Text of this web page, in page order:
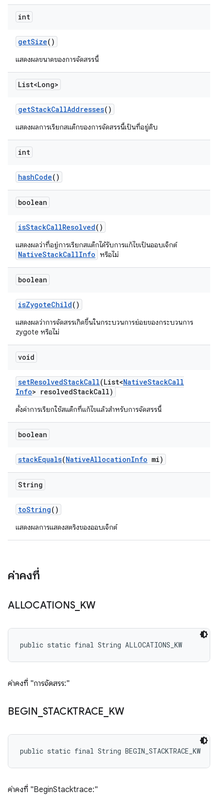
int
getSize()
แสดงผลขนาดของการจัดสรรนี้
List<Long>
getStackCallAddresses()
แสดงผลการเรียกสแต็กของการจัดสรรนี้เป็นที่อยู่ดิบ
int
hashCode()
boolean
isStackCallResolved()
แสดงผลว่าที่อยู่การเรียกสแต็กได้รับการแก้ไขเป็นออบเจ็กต์
NativeStackCallInfo หรือไม่
boolean
isZygoteChild()
แสดงผลว่าการจัดสรรเกิดขึ้นในกระบวนการย่อยของกระบวนการ
zygote หรือไม่
void
setResolvedStackCall(List<NativeStackCall
Info> resolvedStackCall)
ตั้งค่าการเรียกใช้สแต็กที่แก้ไขแล้วสำหรับการจัดสรรนี้
boolean
stackEquals(NativeAllocationInfo mi)
String
toString()
แสดงผลการแสดงสตริงของออบเจ็กต์
ค่าคงที่
ALLOCATIONS_ KW
public static final String ALLOCATIONS_KW
ค่าคงที่ "การจัดสรร:"
BEGIN STACKTRACE KW
public static final String BEGIN_STACKTRACE_KW
ค่าคงที่ "BeginStacktrace:"